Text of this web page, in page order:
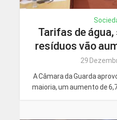
Tarifas de
resíduos vão
29
A Câmara da Guarda
maioria, um aumento de